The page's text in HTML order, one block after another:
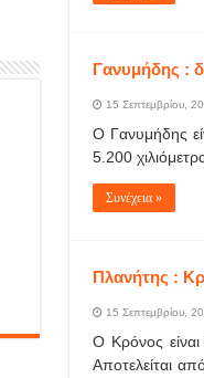
Γανυμήδης :
15 Σεπτεμβρίου,
Ο Γανυμήδης
5.200
Συνέχεια »
Πλανήτης :
15 Σεπτεμβρίου,
Ο Κρόνος
Αποτελείται